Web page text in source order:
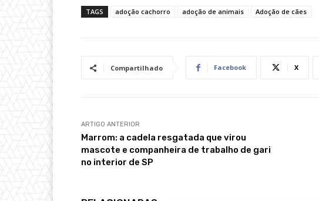
TAGS adoção cachorro adoção de animais Adoção de cães
Compartilhado Facebook X
ARTIGO ANTERIOR
Marrom: a cadela resgatada que virou
mascote e companheira de trabalho de gari
no interior de SP